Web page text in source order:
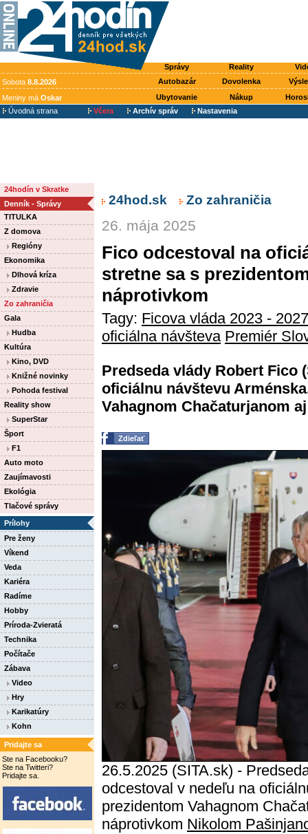
Správy Reality
Sobota 8.8.2026 Autobazár Dovolenka
Meniny má Oskar Ubytovanie Nákup
Úvodná strana
Včera Archív správ Nastavenia
24hodín v Skratke
Denník - Správy
TITULKA
Z domova
Regióny
Ekonomika
Dlhová kríza
Zdravie
Zo zahraničia
Gala
Hudba
Kultúra
Kino, DVD
Knižné novinky
Pohoda festival
Reality show
SuperStar
Šport
F1
Auto moto
Zaujímavosti
Ekológia
Tlačové správy
Prílohy
Pre ženy
Víkend
Veda
Kariéra
Radíme
Hobby
Príroda-Zvieratá
Technika
Počítače
Zábava
Video
Hry
Karikatúry
Kohn
Pridajte sa
Ste na Facebooku?
Ste na Twitteri?
Pridajte sa.
24hod.sk Zo zahraničia
26. mája 2025
Fico odcestoval na
stretne sa s
náprotivkom
Tagy: Ficova vláda 2023 -
oficiálna návšteva Premiér
Predseda vlády Robert Fico
oficiálnu návštevu
Vahagnom Chačaturjanom
Zdieľať
26.5.2025 (SITA.sk) -
odcestoval v nedeľu na
prezidentom Vahagnom
náprotivkom Nikolom